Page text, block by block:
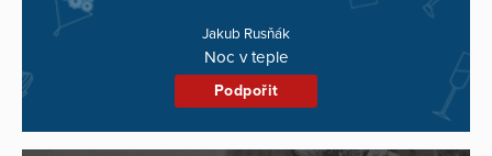
Jakub Rusňák
Noc v teple
Podpořit